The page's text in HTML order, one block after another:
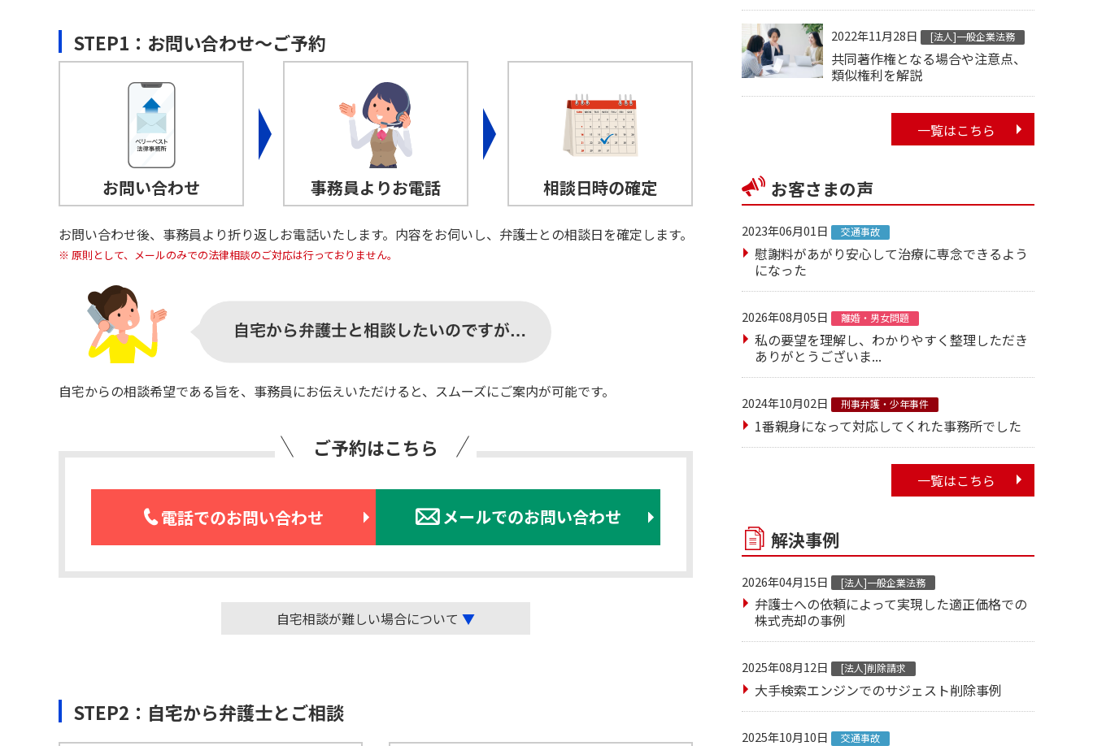
STEP1：お問い合わせ～ご予約
お問い合わせ 事務員よりお電話 相談日時の確定
お問い合わせ後、事務員より折り返しお電話いたします。内容をお伺いし、弁護士との相談日を確定します。
原則として、メールのみでの法律相談のご対応は行っておりません。
自宅からの相談希望である旨を、事務員にお伝えいただけると、スムーズにご案内が可能です。
ご予約はこちら
電話でのお問い合わせ メールでのお問い合わせ
自宅相談が難しい場合について ▼
STEP2：自宅から弁護士とご相談
2022年11月28日 [法人]一般企業法務
共同著作権となる場合や注意点、
類似権利を解説
一覧はこちら
お客さまの声
2023年06月01日 交通事故
慰謝料があがり安心して治療に専念できるよう
になった
2026年08月05日 離婚・男女問題
私の要望を理解し、わかりやすく整理しただき
ありがとうございま...
2024年10月02日 刑事弁護・少年事件
1番親身になって対応してくれた事務所でした
一覧はこちら
解決事例
2026年04月15日 [法人]一般企業法務
弁護士への依頼によって実現した適正価格での
株式売却の事例
2025年08月12日 [法人]削除請求
大手検索エンジンでのサジェスト削除事例
2025年10月10日 交通事故